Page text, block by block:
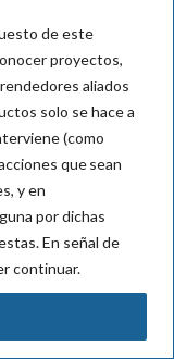
de este
proyectos,
aliados
solo se hace a
(como
que sean
y en
por dichas
. En señal de
continuar.